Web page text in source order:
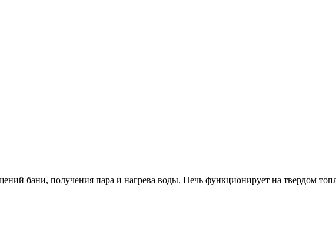
бани, получения пара и нагрева воды. Печь функционирует на